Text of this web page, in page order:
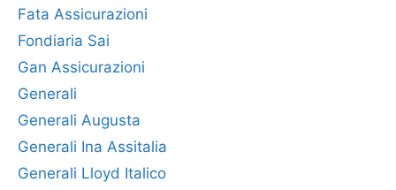
Fata Assicurazioni
Fondiaria Sai
Gan Assicurazioni
Generali
Generali Augusta
Generali Ina Assitalia
Generali Lloyd Italico